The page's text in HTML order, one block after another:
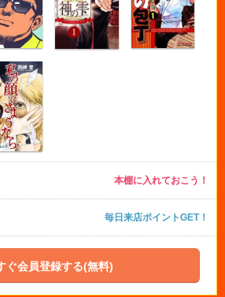
本棚に入れておこう！
毎日来店ポイントGET！
ぐ会員登録する(無料)